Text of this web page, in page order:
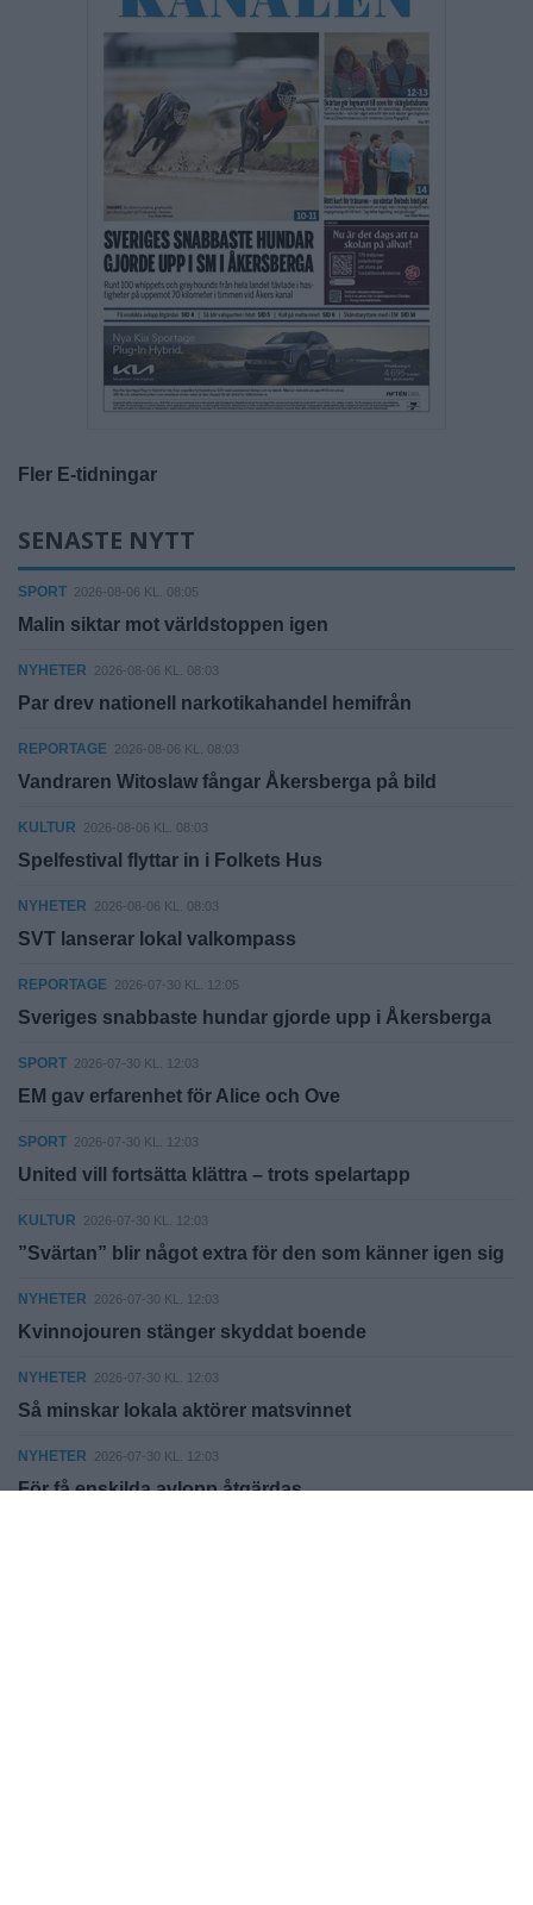
Fler E-tidningar
SENASTE NYTT
SPORT 2026-08-06 KL. 08:05
Malin siktar mot världstoppen igen
NYHETER 2026-08-06 KL. 08:03
Par drev nationell narkotikahandel hemifrån
REPORTAGE 2026-08-06 KL. 08:03
Vandraren Witoslaw fångar Åkersberga på bild
KULTUR 2026-08-06 KL. 08:03
Spelfestival flyttar in i Folkets Hus
NYHETER 2026-08-06 KL. 08:03
SVT lanserar lokal valkompass
REPORTAGE 2026-07-30 KL. 12:05
Sveriges snabbaste hundar gjorde upp i Åkersberga
SPORT 2026-07-30 KL. 12:03
EM gav erfarenhet för Alice och Ove
SPORT 2026-07-30 KL. 12:03
United vill fortsätta klättra – trots spelartapp
KULTUR 2026-07-30 KL. 12:03
”Svärtan” blir något extra för den som känner igen sig
NYHETER 2026-07-30 KL. 12:03
Kvinnojouren stänger skyddat boende
NYHETER 2026-07-30 KL. 12:03
Så minskar lokala aktörer matsvinnet
NYHETER 2026-07-30 KL. 12:03
För få enskilda avlopp åtgärdas